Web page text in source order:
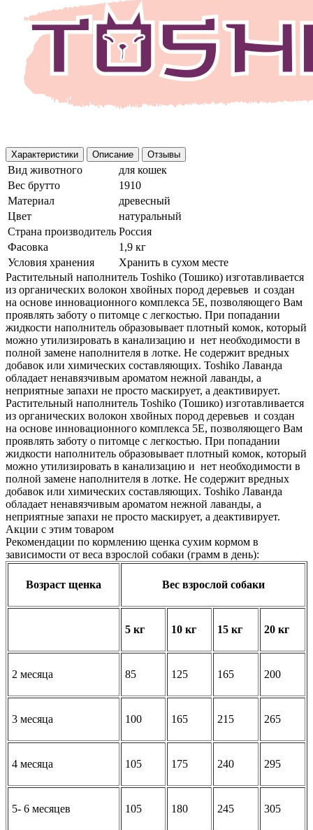
Характеристики Описание Отзывы
Вид животного
для кошек
Вес брутто
1910
Материал
древесный
Цвет
натуральный
Страна производитель Poccия
Фасовка
1,9 кг
Условия хранения
Хранить в сухом месте
Растительный наполнитель Toshiko (Тошико) изготавливается
из органических волокон хвойных пород деревьев и создан
на основе инновационного комплекса 5E, позволяющего Вам
проявлять заботу о питомце с легкостью. При попадании
жидкости наполнитель образовывает плотный комок, который
можно утилизировать в канализацию и нет необходимости в
полной замене наполнителя в лотке. Не содержит вредных
добавок или химических составляющих. Toshiko Лаванда
обладает ненавязчивым ароматом нежной лаванды, а
неприятные запахи не просто маскирует, а деактивирует.
Растительный наполнитель Toshiko (Тошико) изготавливается
из органических волокон хвойных пород деревьев и создан
на основе инновационного комплекса 5E, позволяющего Вам
проявлять заботу о питомце с легкостью. При попадании
жидкости наполнитель образовывает плотный комок, который
можно утилизировать в канализацию и нет необходимости в
полной замене наполнителя в лотке. Не содержит вредных
добавок или химических составляющих. Toshiko Лаванда
обладает ненавязчивым ароматом нежной лаванды, а
неприятные запахи не просто маскирует, а деактивирует.
Акции с этим товаром
Рекомендации по кормлению щенка сухим кормом в
зависимости от веса взрослой собаки (грамм в день):
Возраст щенка Вес взрослой собаки
5 кг 10 кг 15 кг 20 кг
2 месяца 85 125 165 200
3 месяца 100 165 215 265
4 месяца 105 175 240 295
5- 6 месяцев 105 180 245 305